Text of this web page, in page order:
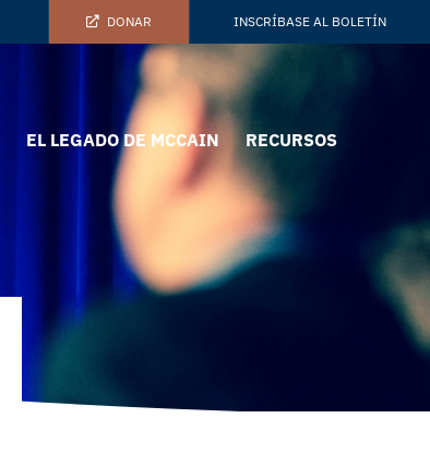
DONAR INSCRÍBASE AL BOLETÍN
EL LEGADO DE MCCAIN RECURSOS